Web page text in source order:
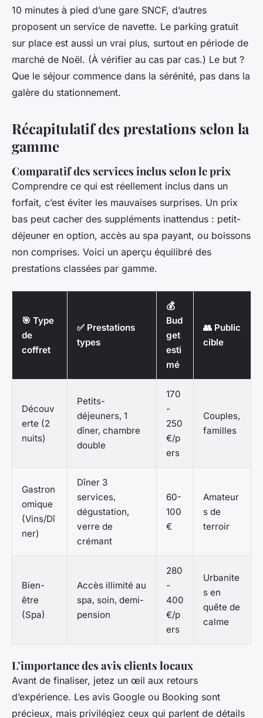
10 minutes à pied d’une gare SNCF, d’autres
proposent un service de navette. Le parking gratuit
sur place est aussi un vrai plus, surtout en période de
marché de Noël. (À vérifier au cas par cas.) Le but ?
Que le séjour commence dans la sérénité, pas dans la
galère du stationnement.
Récapitulatif des prestations selon la
gamme
Comparatif des services inclus selon le prix
Comprendre ce qui est réellement inclus dans un
forfait, c’est éviter les mauvaises surprises. Un prix
bas peut cacher des suppléments inattendus : petit-
déjeuner en option, accès au spa payant, ou boissons
non comprises. Voici un aperçu équilibré des
prestations classées par gamme.
🎯 Type
de
coffret
✅ Prestations
types
💰
Bud
get
esti
mé
👥 Public
cible
Découv
erte (2
nuits)
Petits-
déjeuners, 1
dîner, chambre
double
170
-
250
€/p
ers
Couples,
familles
Gastron
omique
(Vins/Dî
ner)
Dîner 3
services,
dégustation,
verre de
crémant
60-
100
€
Amateur
s de
terroir
Bien-
être
(Spa)
Accès illimité au
spa, soin, demi-
pension
280
-
400
€/p
ers
Urbanite
s en
quête de
calme
L’importance des avis clients locaux
Avant de finaliser, jetez un œil aux retours
d’expérience. Les avis Google ou Booking sont
précieux, mais privilégiez ceux qui parlent de détails